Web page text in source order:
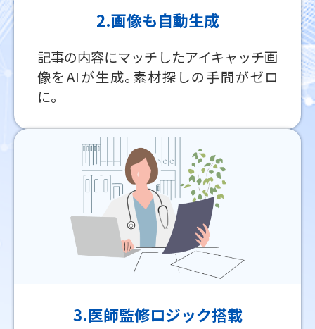
2.画像も自動生成
記事の内容にマッチしたアイキャッチ画
像をAIが生成｡素材探しの手間がゼロ
に｡
3.医師監修ロジック搭載